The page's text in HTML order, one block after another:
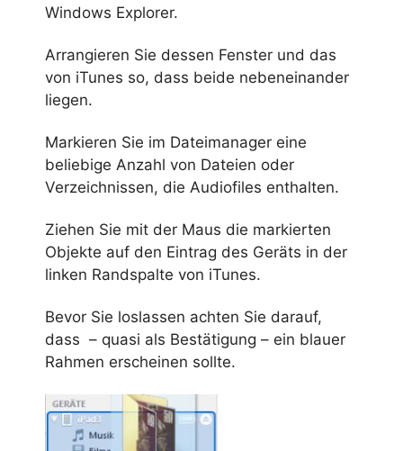
Windows Explorer.
Arrangieren Sie dessen Fenster und das
von iTunes so, dass beide nebeneinander
liegen.
Markieren Sie im Dateimanager eine
beliebige Anzahl von Dateien oder
Verzeichnissen, die Audiofiles enthalten.
Ziehen Sie mit der Maus die markierten
Objekte auf den Eintrag des Geräts in der
linken Randspalte von iTunes.
Bevor Sie loslassen achten Sie darauf,
dass – quasi als Bestätigung – ein blauer
Rahmen erscheinen sollte.